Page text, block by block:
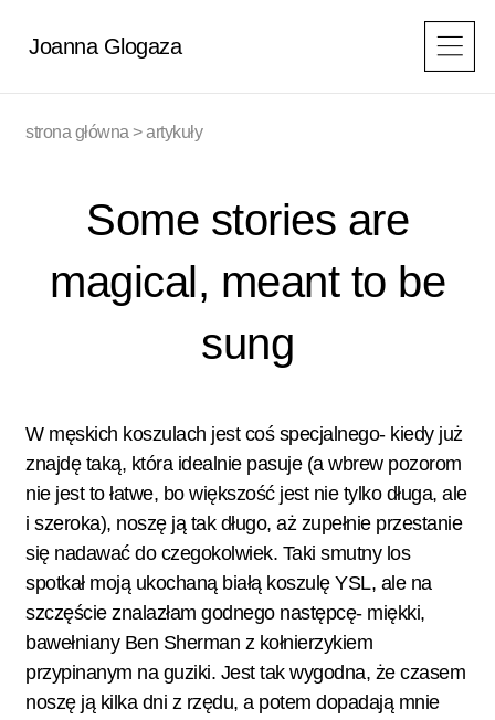
Joanna Glogaza
strona główna >artykuły
Some stories are
magical, meant to be
sung
W męskich koszulach jest coś specjalnego- kiedy już
znajdę taką, która idealnie pasuje (a wbrew pozorom
nie jest to łatwe, bo większość jest nie tylko długa, ale
i szeroka), noszę ją tak długo, aż zupełnie przestanie
się nadawać do czegokolwiek. Taki smutny los
spotkał moją ukochaną białą koszulę YSL, ale na
szczęście znalazłam godnego następcę- miękki,
bawełniany Ben Sherman z kołnierzykiem
przypinanym na guziki. Jest tak wygodna, że czasem
noszę ją kilka dni z rzędu, a potem dopadają mnie